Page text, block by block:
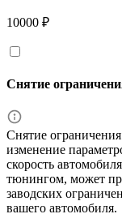
10000 ₽
Снятие
Снятие
изменение
скорость
тюнингом, может
заводских
вашего автомобиля.